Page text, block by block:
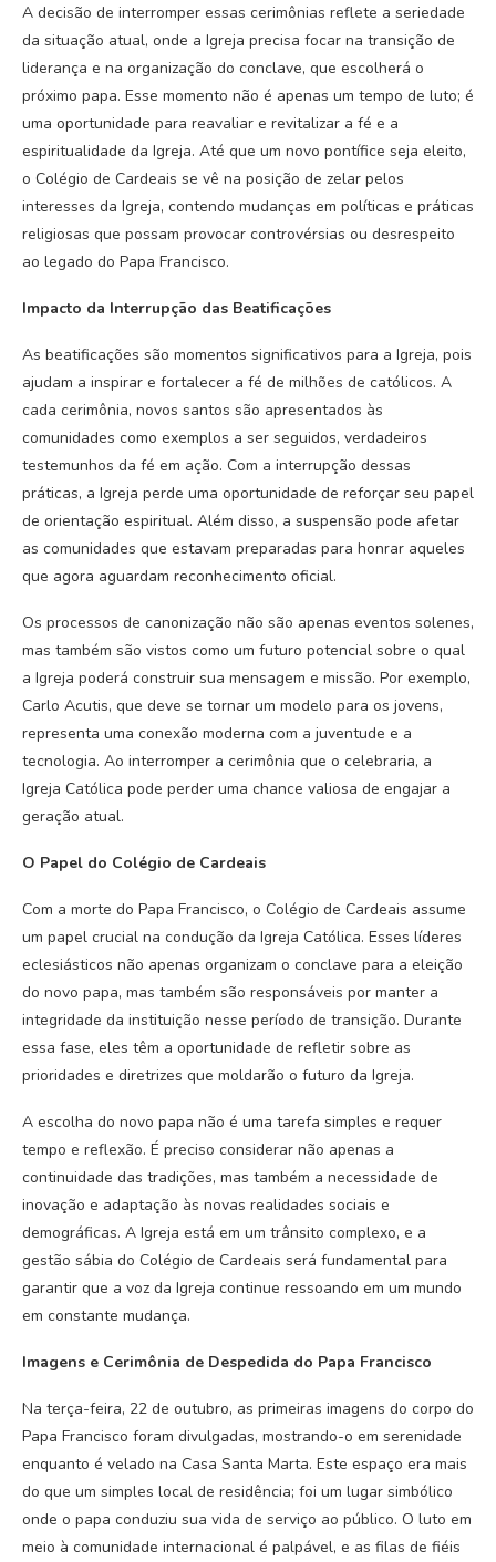
A decisão de interromper essas cerimônias reflete a seriedade
da situação atual, onde a Igreja precisa focar na transição de
liderança e na organização do conclave, que escolherá o
próximo papa. Esse momento não é apenas um tempo de luto; é
uma oportunidade para reavaliar e revitalizar a fé e a
espiritualidade da Igreja. Até que um novo pontífice seja eleito,
o Colégio de Cardeais se vê na posição de zelar pelos
interesses da Igreja, contendo mudanças em políticas e práticas
religiosas que possam provocar controvérsias ou desrespeito
ao legado do Papa Francisco.
Impacto da Interrupção das Beatificações
As beatificações são momentos significativos para a Igreja, pois
ajudam a inspirar e fortalecer a fé de milhões de católicos. A
cada cerimônia, novos santos são apresentados às
comunidades como exemplos a ser seguidos, verdadeiros
testemunhos da fé em ação. Com a interrupção dessas
práticas, a Igreja perde uma oportunidade de reforçar seu papel
de orientação espiritual. Além disso, a suspensão pode afetar
as comunidades que estavam preparadas para honrar aqueles
que agora aguardam reconhecimento oficial.
Os processos de canonização não são apenas eventos solenes,
mas também são vistos como um futuro potencial sobre o qual
a Igreja poderá construir sua mensagem e missão. Por exemplo,
Carlo Acutis, que deve se tornar um modelo para os jovens,
representa uma conexão moderna com a juventude e a
tecnologia. Ao interromper a cerimônia que o celebraria, a
Igreja Católica pode perder uma chance valiosa de engajar a
geração atual.
O Papel do Colégio de Cardeais
Com a morte do Papa Francisco, o Colégio de Cardeais assume
um papel crucial na condução da Igreja Católica. Esses líderes
eclesiásticos não apenas organizam o conclave para a eleição
do novo papa, mas também são responsáveis por manter a
integridade da instituição nesse período de transição. Durante
essa fase, eles têm a oportunidade de refletir sobre as
prioridades e diretrizes que moldarão o futuro da Igreja.
A escolha do novo papa não é uma tarefa simples e requer
tempo e reflexão. É preciso considerar não apenas a
continuidade das tradições, mas também a necessidade de
inovação e adaptação às novas realidades sociais e
demográficas. A Igreja está em um trânsito complexo, e a
gestão sábia do Colégio de Cardeais será fundamental para
garantir que a voz da Igreja continue ressoando em um mundo
em constante mudança.
Imagens e Cerimônia de Despedida do Papa Francisco
Na terça-feira, 22 de outubro, as primeiras imagens do corpo do
Papa Francisco foram divulgadas, mostrando-o em serenidade
enquanto é velado na Casa Santa Marta. Este espaço era mais
do que um simples local de residência; foi um lugar simbólico
onde o papa conduziu sua vida de serviço ao público. O luto em
meio à comunidade internacional é palpável, e as filas de fiéis